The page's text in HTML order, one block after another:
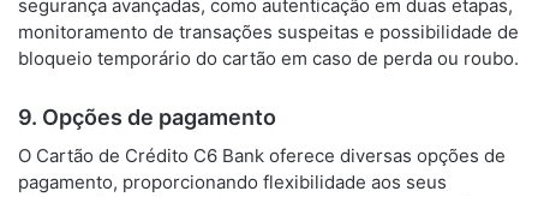
segurança avançadas, como autenticação em duas etapas,
monitoramento de transações suspeitas e possibilidade de
bloqueio temporário do cartão em caso de perda ou roubo.
9. Opções de pagamento
O Cartão de Crédito C6 Bank oferece diversas opções de
pagamento, proporcionando flexibilidade aos seus